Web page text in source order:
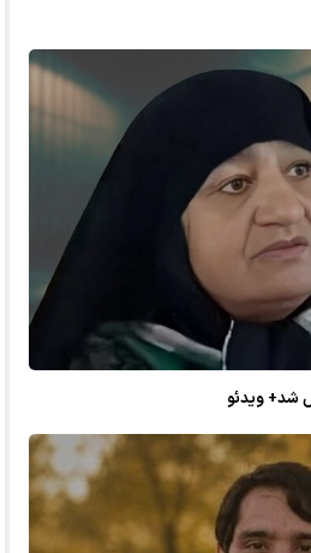
شد+ ویدئو